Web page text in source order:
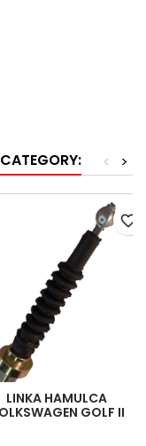
>
<
LINKA HAMULCA
GOLF II
favorite_border